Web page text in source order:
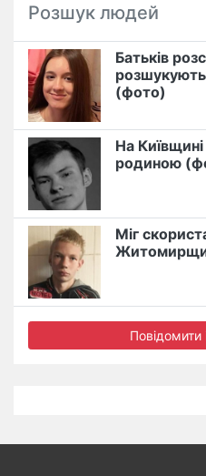
Розшук людей
Батьків
розшукують
(фото)
На
родиною
Міг